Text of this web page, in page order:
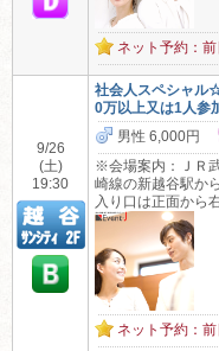
ネット予約：
9/26
(土)
19:30
社会人スペシャル
0万以上又は1人参
男性 6,000円
※会場案内：ＪＲ
崎線の新越谷駅か
入り口は正面から
ネット予約：